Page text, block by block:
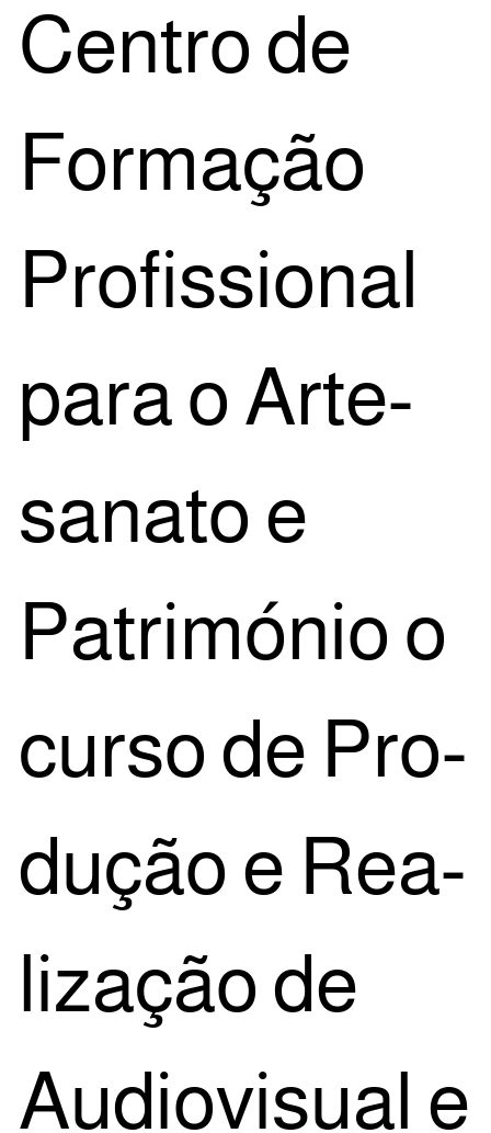
Cen­tro de
For­ma­ção
Pro­fis­si­o­nal
para o Arte­
sa­na­to e
Patri­mó­nio o
cur­so de Pro­
du­ção e Rea­
li­za­ção de
Audi­o­vi­su­al e